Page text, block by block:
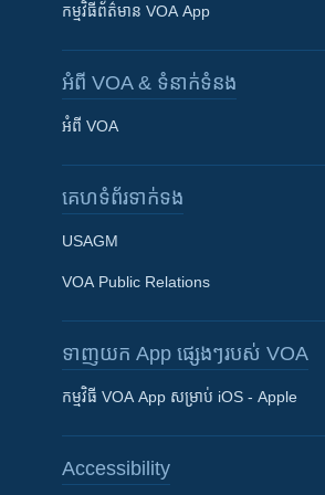
Khmer English
កម្មវិធី​ព័ត៌មាន VOA App
អំពី​ VOA & ទំនាក់ទំនង
អំពី​ VOA
គេហទំព័រ​​ទាក់ទង
USAGM
VOA Public Relations
ទាញយក​ App ផ្សេងៗ​របស់​ VOA
កម្មវិធី​ VOA App សម្រាប់ iOS - Apple
Accessibility